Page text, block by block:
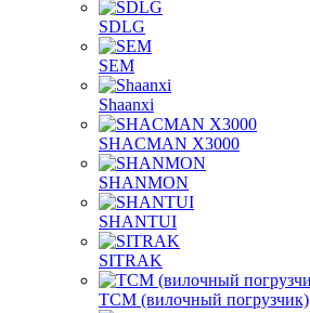
SDLG
SEM
Shaanxi
SHACMAN X3000
SHANMON
SHANTUI
SITRAK
TCM (вилочный погрузчик)